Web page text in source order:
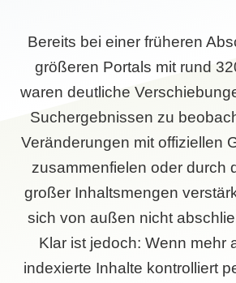
Bereits bei einer früheren
größeren Portals mit rund
waren deutliche
Suchergebnissen zu
Veränderungen mit offiziellen
zusammenfielen oder durch
großer Inhaltsmengen
sich von außen nicht
Klar ist jedoch: Wenn mehr
indexierte Inhalte kontrolliert